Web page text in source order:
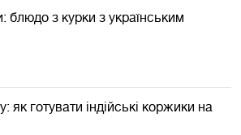
блюдо з курки з українським
як готувати індійські коржики на